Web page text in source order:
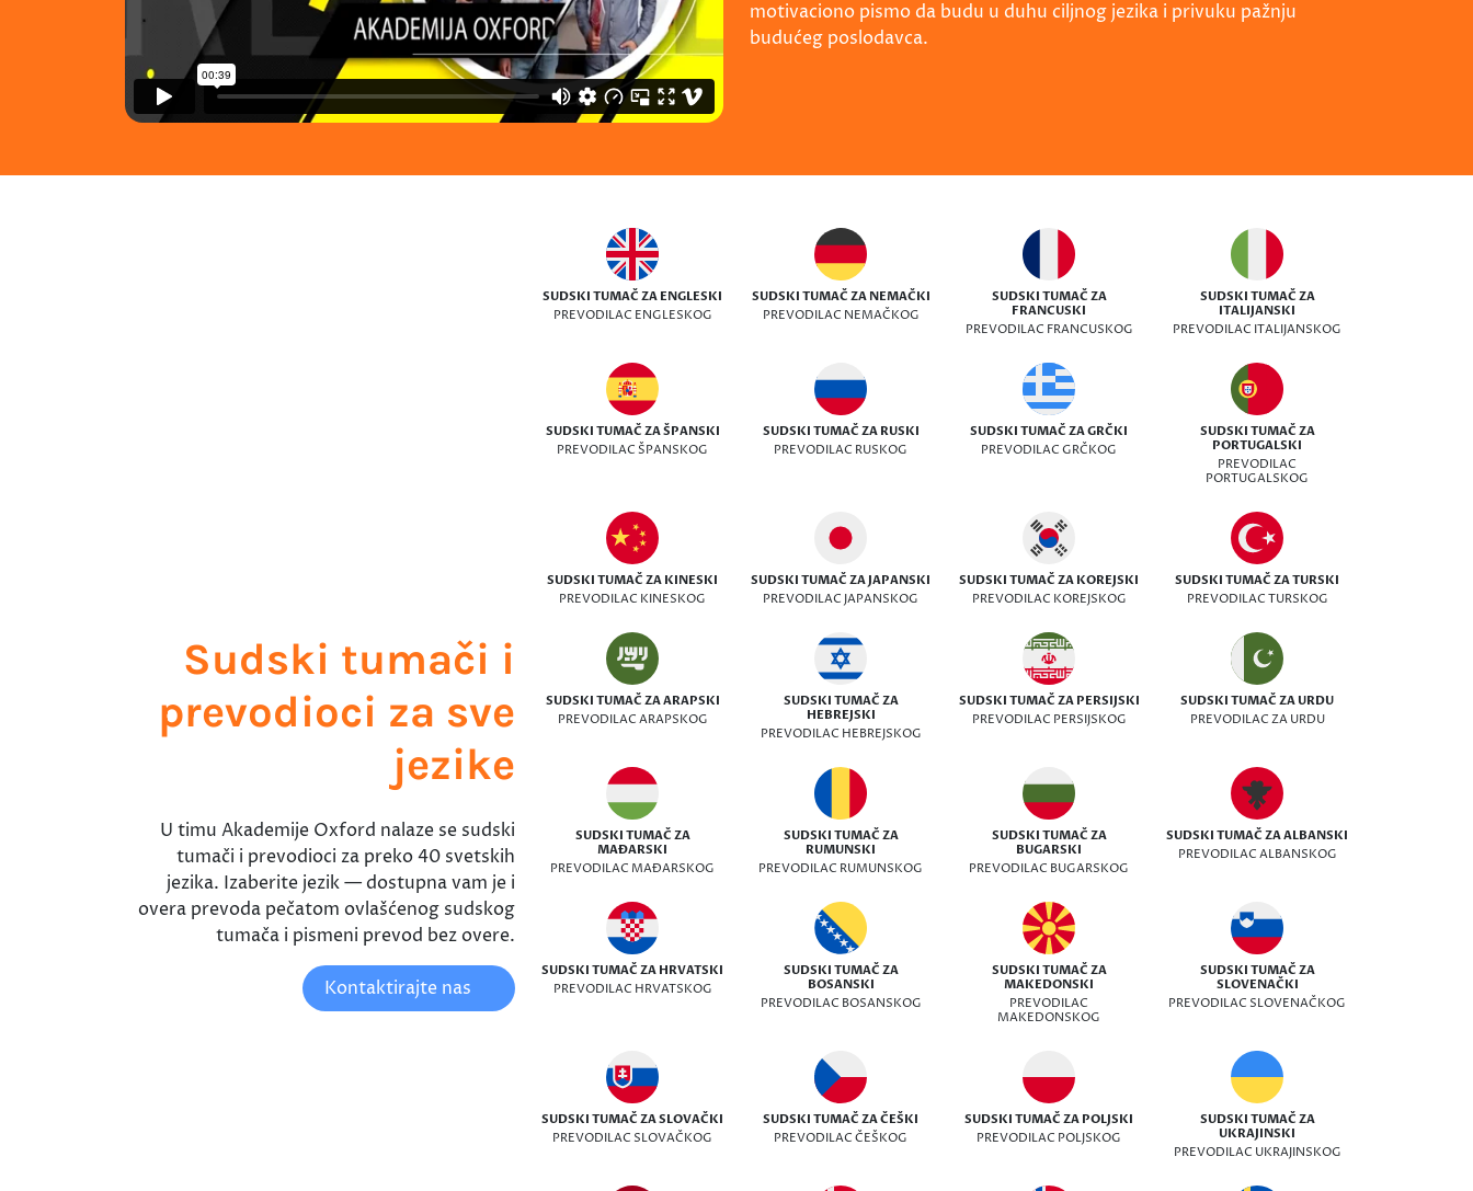
motivaciono pismo da budu u duhu ciljnog jezika i privuku pažnju
budućeg poslodavca.
Sudski tumači i
prevodioci za sve
jezike
U timu Akademije Oxford nalaze se sudski
tumači i prevodioci za preko 40 svetskih
jezika. Izaberite jezik — dostupna vam je i
overa prevoda pečatom ovlašćenog sudskog
tumača i pismeni prevod bez overe.
Kontaktirajte nas
SUDSKI TUMAČ ZA ENGLESKI
PREVODILAC ENGLESKOG
SUDSKI TUMAČ ZA NEMAČKI
PREVODILAC NEMAČKOG
SUDSKI TUMAČ ZA
FRANCUSKI
PREVODILAC FRANCUSKOG
SUDSKI TUMAČ ZA
ITALIJANSKI
PREVODILAC ITALIJANSKOG
SUDSKI TUMAČ ZA ŠPANSKI
PREVODILAC ŠPANSKOG
SUDSKI TUMAČ ZA RUSKI
PREVODILAC RUSKOG
SUDSKI TUMAČ ZA GRČKI
PREVODILAC GRČKOG
SUDSKI TUMAČ ZA
PORTUGALSKI
PREVODILAC
PORTUGALSKOG
SUDSKI TUMAČ ZA KINESKI
PREVODILAC KINESKOG
SUDSKI TUMAČ ZA JAPANSKI
PREVODILAC JAPANSKOG
SUDSKI TUMAČ ZA KOREJSKI
PREVODILAC KOREJSKOG
SUDSKI TUMAČ ZA TURSKI
PREVODILAC TURSKOG
SUDSKI TUMAČ ZA ARAPSKI
PREVODILAC ARAPSKOG
SUDSKI TUMAČ ZA
HEBREJSKI
PREVODILAC HEBREJSKOG
SUDSKI TUMAČ ZA PERSIJSKI
PREVODILAC PERSIJSKOG
SUDSKI TUMAČ ZA URDU
PREVODILAC ZA URDU
SUDSKI TUMAČ ZA
MAĐARSKI
PREVODILAC MAĐARSKOG
SUDSKI TUMAČ ZA
RUMUNSKI
PREVODILAC RUMUNSKOG
SUDSKI TUMAČ ZA
BUGARSKI
PREVODILAC BUGARSKOG
SUDSKI TUMAČ ZA ALBANSKI
PREVODILAC ALBANSKOG
SUDSKI TUMAČ ZA HRVATSKI
PREVODILAC HRVATSKOG
SUDSKI TUMAČ ZA
BOSANSKI
PREVODILAC BOSANSKOG
SUDSKI TUMAČ ZA
MAKEDONSKI
PREVODILAC
MAKEDONSKOG
SUDSKI TUMAČ ZA
SLOVENAČKI
PREVODILAC SLOVENAČKOG
SUDSKI TUMAČ ZA SLOVAČKI
PREVODILAC SLOVAČKOG
SUDSKI TUMAČ ZA ČEŠKI
PREVODILAC ČEŠKOG
SUDSKI TUMAČ ZA POLJSKI
PREVODILAC POLJSKOG
SUDSKI TUMAČ ZA
UKRAJINSKI
PREVODILAC UKRAJINSKOG